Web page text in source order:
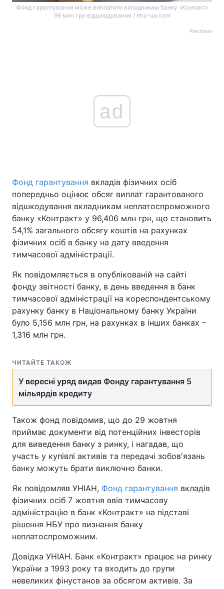
Фонд гарантування може виплатити вкладникам банку «Контакт»
96 млн грн відшкодування / eho-ua.com
Реклама
ad
Фонд гарантування вкладів фізичних осіб
попередньо оцінює обсяг виплат гарантованого
відшкодування вкладникам неплатоспроможного
банку «Контракт» у 96,406 млн грн, що становить
54,1% загального обсягу коштів на рахунках
фізичних осіб в банку на дату введення
тимчасової адміністрації.
Як повідомляється в опублікованій на сайті
фонду звітності банку, в день введення в банк
тимчасової адміністрації на кореспондентському
рахунку банку в Національному банку України
було 5,156 млн грн, на рахунках в інших банках –
1,316 млн грн.
ЧИТАЙТЕ ТАКОЖ
У вересні уряд видав Фонду гарантування 5
мільярдів кредиту
Також фонд повідомив, що до 29 жовтня
приймає документи від потенційних інвесторів
для виведення банку з ринку, і нагадав, що
участь у купівлі активів та передачі зобов'язань
банку можуть брати виключно банки.
Як повідомляв УНІАН, Фонд гарантування вкладів
фізичних осіб 7 жовтня ввів тимчасову
адміністрацію в банк «Контракт» на підставі
рішення НБУ про визнання банку
неплатоспроможним.
Довідка УНІАН. Банк «Контракт» працює на ринку
України з 1993 року та входить до групи
невеликих фінустанов за обсягом активів. За